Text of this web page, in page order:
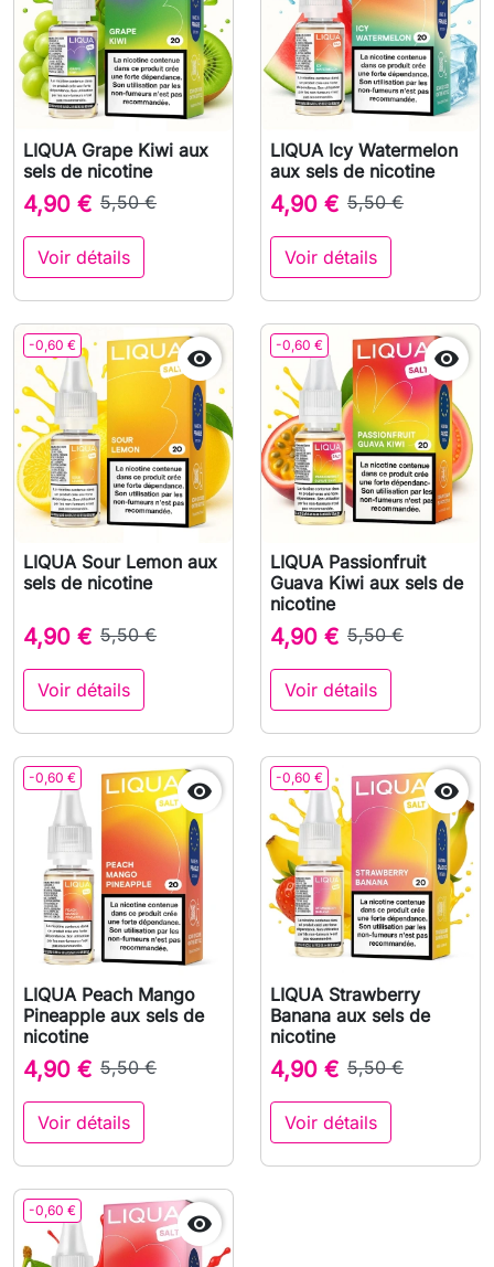
LIQUA Grape Kiwi aux
sels de nicotine
4,90 € 5,50 €
Voir détails
LIQUA Icy Watermelon
aux sels de nicotine
4,90 € 5,50 €
Voir détails
-0,60 € 
LIQUA Sour Lemon aux
sels de nicotine
4,90 € 5,50 €
Voir détails
-0,60 € 
LIQUA Passionfruit
Guava Kiwi aux sels de
nicotine
4,90 € 5,50 €
Voir détails
-0,60 € 
LIQUA Peach Mango
Pineapple aux sels de
nicotine
4,90 € 5,50 €
Voir détails
-0,60 € 
LIQUA Strawberry
Banana aux sels de
nicotine
4,90 € 5,50 €
Voir détails
-0,60 € 